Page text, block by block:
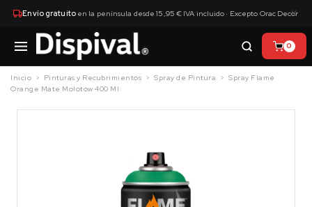
Envío gratuitoen la península desde 15,95 € IVA incluido · Excepto Orac Decor
×
0
Inicio Pinturas y Recubrimientos Spray de Pintura
Spray Flame
Orange Mate Molotow 400 Ml